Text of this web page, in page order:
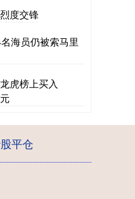
度交锋
海员仍被索马里
虎榜上买入
平仓